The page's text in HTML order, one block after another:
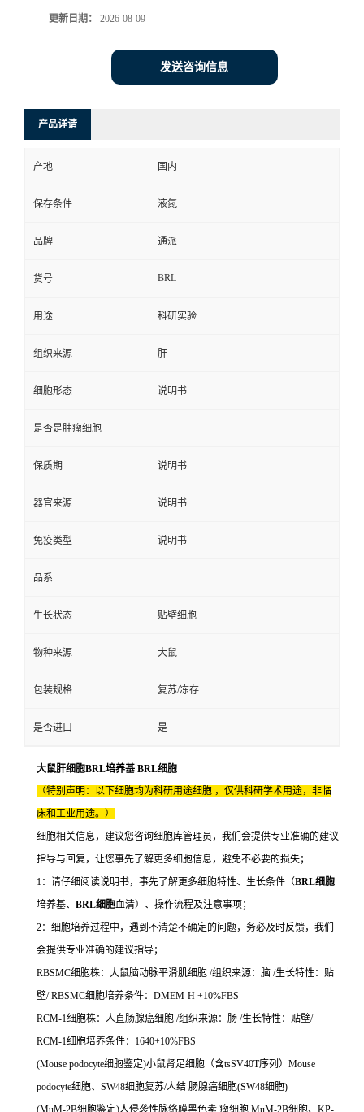
更新日期： 2026-08-09
发送咨询信息
产品详请
产地 国内
保存条件 液氮
品牌 通派
货号 BRL
用途 科研实验
组织来源 肝
细胞形态 说明书
是否是肿瘤细胞
保质期 说明书
器官来源 说明书
免疫类型 说明书
品系
生长状态 贴壁细胞
物种来源 大鼠
包装规格 复苏/冻存
是否进口 是
大鼠肝细胞BRL培养基 BRL细胞
（特别声明：以下细胞均为科研用途细胞 ，仅供科研学术用途，非临
床和工业用途。）
细胞相关信息，建议您咨询细胞库管理员，我们会提供专业准确的建议
指导与回复，让您事先了解更多细胞信息，避免不必要的损失；
1：请仔细阅读说明书，事先了解更多细胞特性、生长条件（BRL细胞
培养基、 BRL细胞血清）、操作流程及注意事项；
2：细胞培养过程中，遇到不清楚不确定的问题，务必及时反馈，我们
会提供专业准确的建议指导；
RBSMC细胞株：大鼠脑动脉平滑肌细胞 /组织来源：脑 /生长特性：贴
壁/ RBSMC细胞培养条件：DMEM-H +10%FBS
RCM-1细胞株：人直肠腺癌细胞 /组织来源：肠 /生长特性：贴壁/
RCM-1细胞培养条件：1640+10%FBS
(Mouse podocyte细胞鉴定)小鼠肾足细胞（含tsSV40T序列）Mouse
podocyte细胞、SW48细胞复苏/人结 肠腺癌细胞(SW48细胞)
(MuM-2B细胞鉴定)人侵袭性脉络膜黑色素 瘤细胞 MuM-2B细胞、KP-